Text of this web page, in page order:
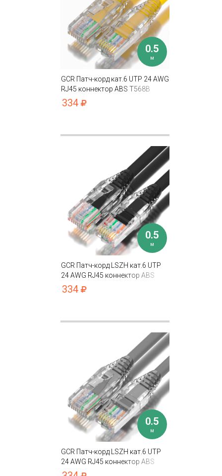
0.5
м
GCR Патч-корд кат.6 UTP 24 AWG
RJ45 коннектор ABS T568B
334
0.5
м
GCR Патч-корд LSZH кат.6 UTP
24 AWG RJ45 коннектор ABS
T568B
334
0.5
м
GCR Патч-корд LSZH кат.6 UTP
24 AWG RJ45 коннектор ABS
T568B